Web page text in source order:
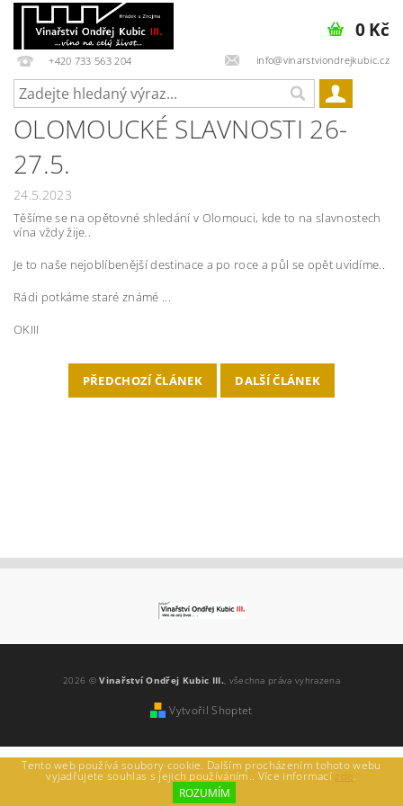
+420 733 563 204 info@vinarstviondrejkubic.cz
0 Kč
OLOMOUCKÉ SLAVNOSTI 26-
27.5.
24.5.2023
Těšíme se na opětovné shledání v Olomouci, kde to na slavnostech
vína vždy žije..
Je to naše nejoblíbenější destinace a po roce a půl se opět uvidíme..
Rádi potkáme staré známé ...
OKIII
PŘEDCHOZÍ ČLÁNEK DALŠÍ ČLÁNEK
2026 ©Vinařství Ondřej Kubic III., všechna práva vyhrazena
Vytvořil Shoptet
Tento web používá soubory cookie. Dalším procházením tohoto webu
vyjadřujete souhlas s jejich používáním.. Více informací zde.
ROZUMÍM